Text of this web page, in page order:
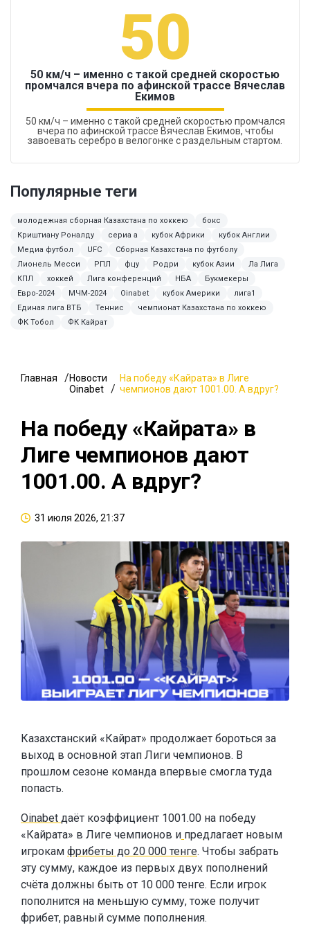
50
50 км/ч – именно с такой средней скоростью
промчался вчера по афинской трассе Вячеслав
Екимов
50 км/ч – именно с такой средней скоростью промчался
вчера по афинской трассе Вячеслав Екимов, чтобы
завоевать серебро в велогонке с раздельным стартом.
Популярные теги
молодежная сборная Казахстана по хоккею
бокс
Криштиану Роналду
сериа а кубок Африки
кубок Англии
Медиа футбол
UFC
Сборная Казахстана по футболу
Лионель Месси
РПЛ фцу Родри кубок Азии
Ла Лига
КПЛ
хоккей Лига конференций НБА
Букмекеры
Евро-2024
МЧМ-2024 Oinabet кубок Америки
лига1
Единая лига ВТБ
Теннис
чемпионат Казахстана по хоккею
ФК Тобол
ФК Кайрат
Главная
Новости
Oinabet
На победу «Кайрата» в Лиге
чемпионов дают 1001.00. А вдруг?
На победу «Кайрата» в
Лиге чемпионов дают
1001.00. А вдруг?
31 июля 2026, 21:37
Казахстанский «Кайрат» продолжает бороться за
выход в основной этап Лиги чемпионов. В
прошлом сезоне команда впервые смогла туда
попасть.
Oinabet даёт коэффициент 1001.00 на победу
«Кайрата» в Лиге чемпионов и предлагает новым
игрокам фрибеты до 20 000 тенге. Чтобы забрать
эту сумму, каждое из первых двух пополнений
счёта должны быть от 10 000 тенге. Если игрок
пополнится на меньшую сумму, тоже получит
фрибет, равный сумме пополнения.